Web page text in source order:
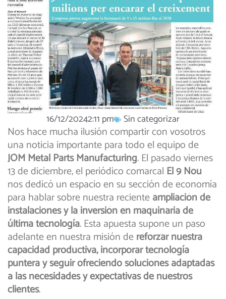
16/12/20242:11 pm Sin categorizar
Nos hace mucha ilusión compartir con vosotros
una noticia importante para todo el equipo de
JOM Metal Parts Manufacturing. El pasado viernes
13 de diciembre, el periódico comarcal El 9 Nou
nos dedicó un espacio en su sección de economía
para hablar sobre nuestra recienteampliación de
instalaciones y la inversión en maquinaria de
última tecnología. Esta apuesta supone un paso
adelante en nuestra misión dereforzar nuestra
capacidad productiva, incorporar tecnología
puntera y seguir ofreciendo soluciones adaptadas
a las necesidades y expectativas de nuestros
clientes.